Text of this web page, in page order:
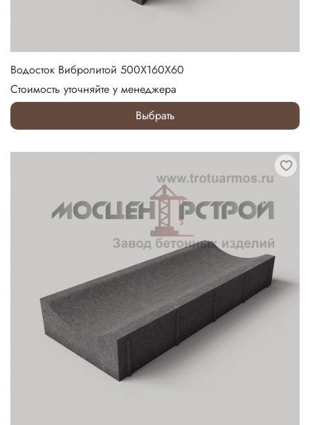
Водосток Вибролитой 500Х160Х60
Стоимость уточняйте у менеджера
Выбрать